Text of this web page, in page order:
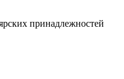
принадлежностей